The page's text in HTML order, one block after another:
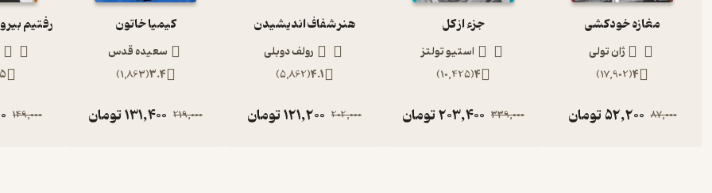
مغازه خودکشی
ژان تولی
4
(
17,902
)
87,000
52,200تومان
جزء از کل
استیو تولتز
4
(
10,425
)
339,000
203,400تومان
هنر شفاف اندیشیدن
رولف دوبلی
4.1
(
5,862
)
202,000
121,200تومان
کیمیا خاتون
سعیده قدس
3.4
(
1,863
)
219,000
131,400تومان 149,000